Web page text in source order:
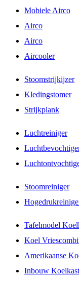
Mobiele Airco
Airco
Airco
Aircooler
Stoomstrijkijzer
Kledingstomer
Strijkplank
Luchtreiniger
Stoomreiniger
Tafelmodel
Koel
Amerikaanse
Inbouw Koelkast